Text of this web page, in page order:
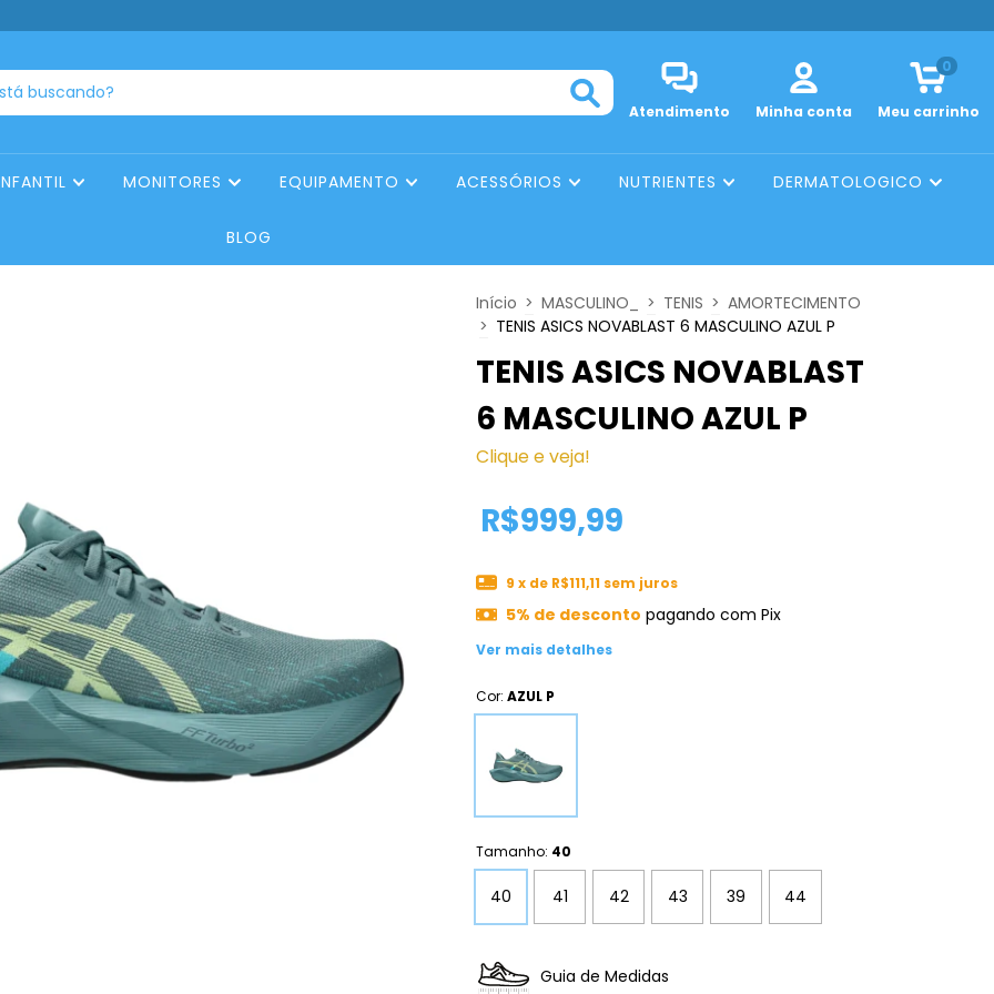
Atendimento Minha conta Meu carrinho
0
MONITORES EQUIPAMENTO ACESSÓRIOS NUTRIENTES DERMATOLOGICO
BLOG
Início > MASCULINO_ > TENIS > AMORTECIMENTO
> TENIS ASICS NOVABLAST 6 MASCULINO AZUL P
TENIS ASICS NOVABLAST
6 MASCULINO AZUL P
Clique e veja!
R$999,99
9 x de R$111,11 sem juros
5% de desconto pagando com Pix
Ver mais detalhes
Cor: AZUL P
Tamanho: 40
40 41 42 43 39 44
Guia de Medidas